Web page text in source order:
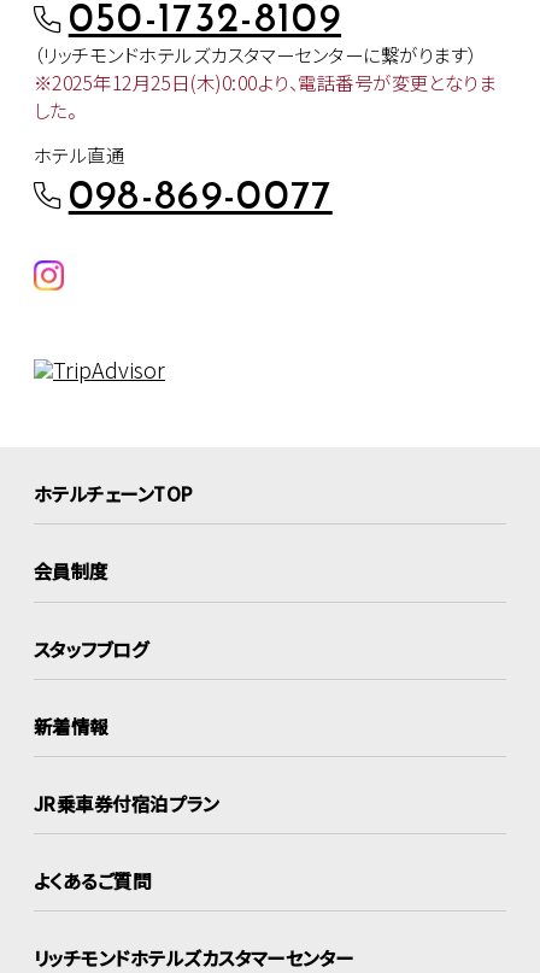
050-1732-8109
（リッチモンドホテルズカスタマーセンターに繋がります）
※2025年12月25日(木)0:00より、電話番号が変更となりま
した。
ホテル直通
098-869-0077
ホテルチェーンTOP
会員制度
スタッフブログ
新着情報
JR乗車券付宿泊プラン
よくあるご質問
リッチモンドホテルズカスタマーセンター